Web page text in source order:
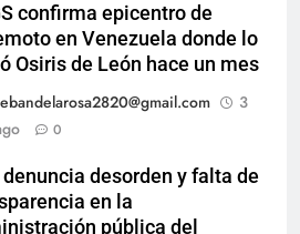
confirma epicentro de
en Venezuela donde lo
Osiris de León hace un mes
3
0
denuncia desorden y falta de
en la
pública del